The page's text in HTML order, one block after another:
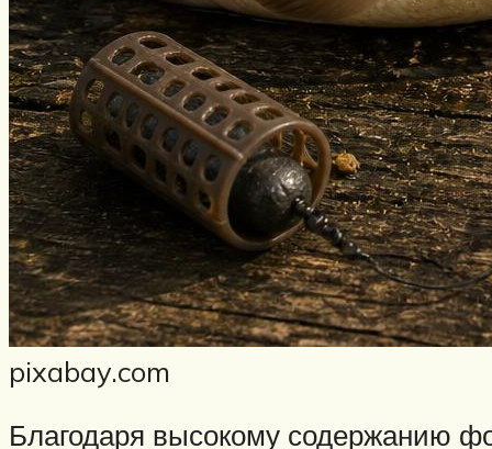
pixabay.com
Благодаря высокому содержанию